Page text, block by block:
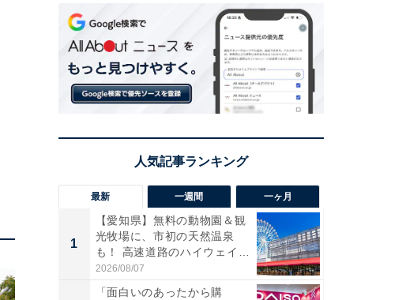
最新 一週間 一ヶ月
1
【愛知県】無料の動物園＆観
光牧場に、市初の天然温泉
も！ 高速道路のハイウェイオ
ア...
2026/08/07
「面白いのあったから購